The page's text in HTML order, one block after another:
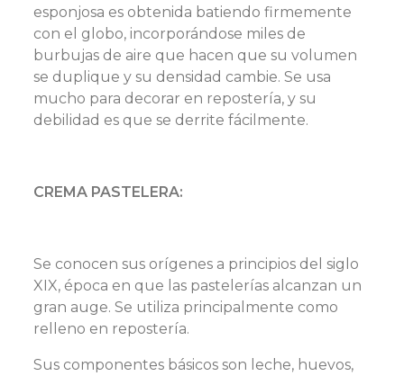
esponjosa es obtenida batiendo firmemente
con el globo, incorporándose miles de
burbujas de aire que hacen que su volumen
se duplique y su densidad cambie. Se usa
mucho para decorar en repostería, y su
debilidad es que se derrite fácilmente.
CREMA PASTELERA:
Se conocen sus orígenes a principios del siglo
XIX, época en que las pastelerías alcanzan un
gran auge. Se utiliza principalmente como
relleno en repostería.
Sus componentes básicos son leche, huevos,